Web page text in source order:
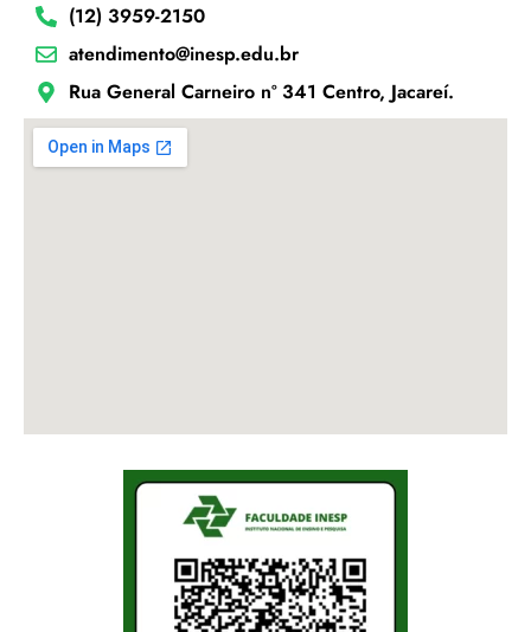
(12) 3959-2150
atendimento@inesp.edu.br
Rua General Carneiro nº 341 Centro, Jacareí.